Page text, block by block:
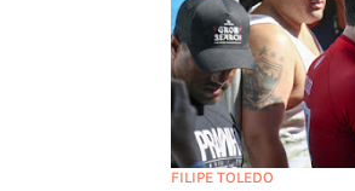
FILIPE TOLEDO